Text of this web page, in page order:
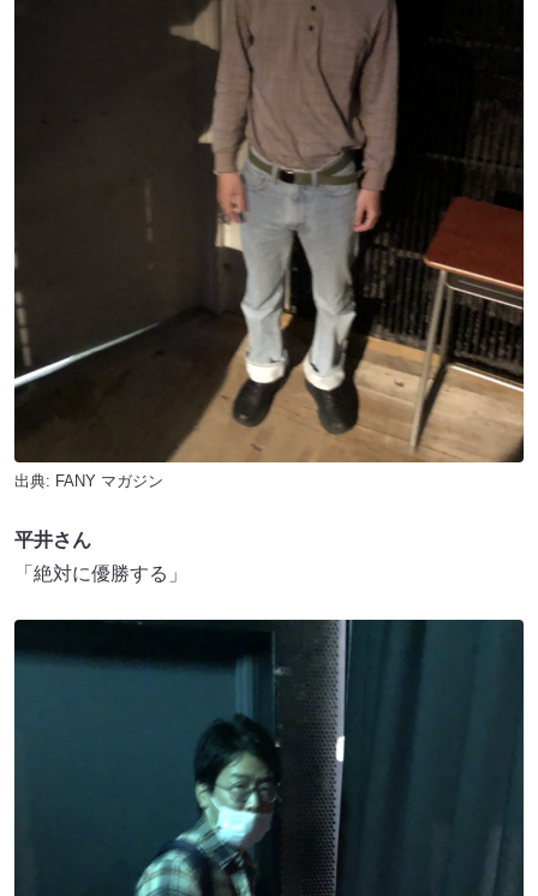
出典: FANY マガジン
平井さん
「絶対に優勝する」